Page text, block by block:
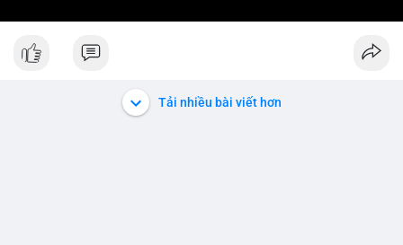
Tải nhiều bài viết hơn